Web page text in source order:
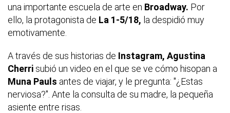
una importante escuela de arte en Broadway. Por
ello, la protagonista de La 1-5/18, la despidió muy
emotivamente.
A través de sus historias de Instagram, Agustina
Cherri subió un video en el que se ve cómo hisopan a
Muna Pauls antes de viajar, y le pregunta: "¿Estas
nerviosa?". Ante la consulta de su madre, la pequeña
asiente entre risas.